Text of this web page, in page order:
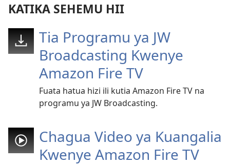
KATIKA SEHEMU HII
Tia Programu ya JW
Broadcasting Kwenye
Amazon Fire TV
Fuata hatua hizi ili kutia Amazon Fire TV na
programu ya JW Broadcasting.
Chagua Video ya Kuangalia
Kwenye Amazon Fire TV